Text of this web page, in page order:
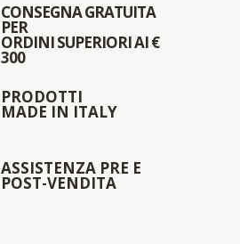
CONSEGNA GRATUITA
PER
ORDINI SUPERIORI AI €
300
PRODOTTI
MADE IN ITALY
ASSISTENZA PRE E
POST-VENDITA